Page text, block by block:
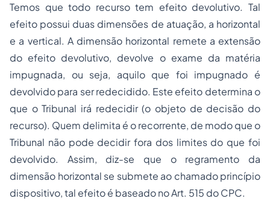
Temos que todo recurso tem efeito devolutivo. Tal
efeito possui duas dimensões de atuação, a horizontal
e a vertical. A dimensão horizontal remete a extensão
do efeito devolutivo, devolve o exame da matéria
impugnada, ou seja, aquilo que foi impugnado é
devolvido para ser redecidido. Este efeito determina o
que o Tribunal irá redecidir (o objeto de decisão do
recurso). Quem delimita é o recorrente, de modo que o
Tribunal não pode decidir fora dos limites do que foi
devolvido. Assim, diz-se que o regramento da
dimensão horizontal se submete ao chamado princípio
dispositivo, tal efeito é baseado no Art. 515 do CPC.